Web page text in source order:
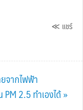
≪ แชร์
จากไฟฟ้า
PM 2.5 ทำเองได้ »